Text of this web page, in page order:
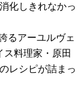
化しきれなかっ
るアーユルヴェ
料理家・原田
レシピが詰まっ